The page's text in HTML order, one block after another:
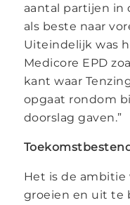
aantal partijen in
als beste naar
Uiteindelijk was
Medicore EPD
kant waar
opgaat rondom
doorslag gaven.”
Het is de ambitie
groeien en uit te